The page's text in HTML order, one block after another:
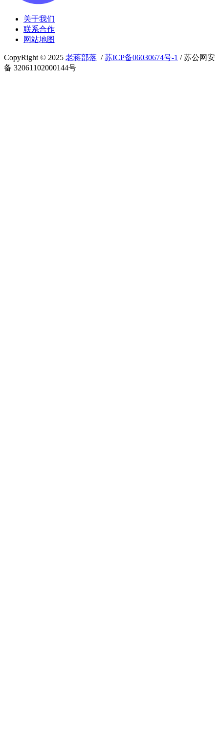
关于我们
联系合作
网站地图
CopyRight © 2025 老蒋部落 /苏ICP备06030674号-1 / 苏公网安
备 32061102000144号